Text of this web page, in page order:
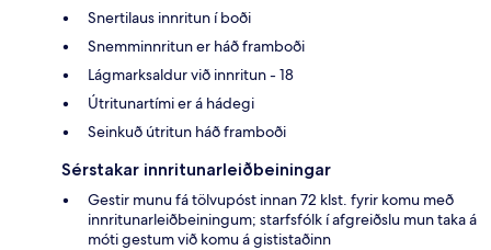
Snertilaus innritun í boði
Snemminnritun er háð framboði
Lágmarksaldur við innritun - 18
Útritunartími er á hádegi
Seinkuð útritun háð framboði
Sérstakar innritunarleiðbeiningar
Gestir munu fá tölvupóst innan 72 klst. fyrir komu með
innritunarleiðbeiningum; starfsfólk í afgreiðslu mun taka á
móti gestum við komu á gististaðinn